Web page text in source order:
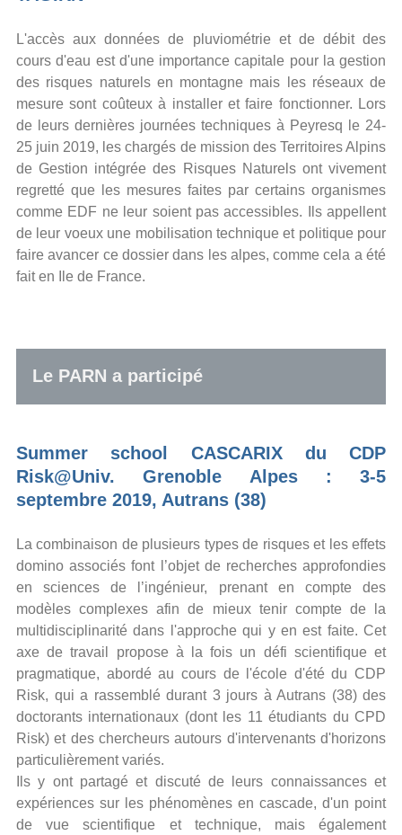
L'accès aux données de pluviométrie et de débit des
cours d'eau est d'une importance capitale pour la gestion
des risques naturels en montagne mais les réseaux de
mesure sont coûteux à installer et faire fonctionner. Lors
de leurs dernières journées techniques à Peyresq le 24-
25 juin 2019, les chargés de mission des Territoires Alpins
de Gestion intégrée des Risques Naturels ont vivement
regretté que les mesures faites par certains organismes
comme EDF ne leur soient pas accessibles. Ils appellent
de leur voeux une mobilisation technique et politique pour
faire avancer ce dossier dans les alpes, comme cela a été
fait en Ile de France.
Le PARN a participé
Summer school CASCARIX du CDP
Risk@Univ. Grenoble Alpes : 3-5
septembre 2019, Autrans (38)
La combinaison de plusieurs types de risques et les effets
domino associés font l’objet de recherches approfondies
en sciences de l’ingénieur, prenant en compte des
modèles complexes afin de mieux tenir compte de la
multidisciplinarité dans l'approche qui y en est faite. Cet
axe de travail propose à la fois un défi scientifique et
pragmatique, abordé au cours de l'école d'été du CDP
Risk, qui a rassemblé durant 3 jours à Autrans (38) des
doctorants internationaux (dont les 11 étudiants du CPD
Risk) et des chercheurs autours d'intervenants d'horizons
particulièrement variés.
Ils y ont partagé et discuté de leurs connaissances et
expériences sur les phénomènes en cascade, d'un point
de vue scientifique et technique, mais également